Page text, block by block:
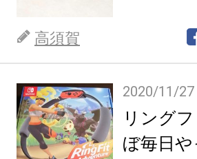
高須賀
2020/11/27
リング
ぼ毎日